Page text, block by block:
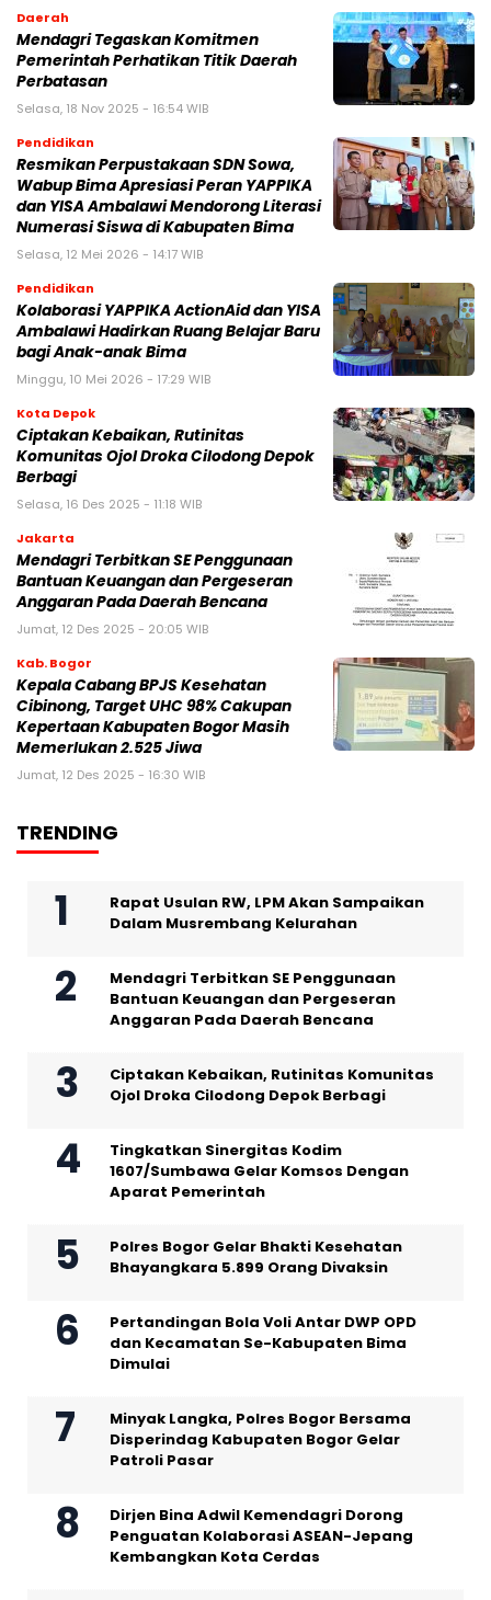
Daerah
Mendagri Tegaskan Komitmen
Pemerintah Perhatikan Titik Daerah
Perbatasan
Selasa, 18 Nov 2025 - 16:54 WIB
Pendidikan
Resmikan Perpustakaan SDN Sowa,
Wabup Bima Apresiasi Peran YAPPIKA
dan YISA Ambalawi Mendorong Literasi
Numerasi Siswa di Kabupaten Bima
Selasa, 12 Mei 2026 - 14:17 WIB
Pendidikan
Kolaborasi YAPPIKA ActionAid dan YISA
Ambalawi Hadirkan Ruang Belajar Baru
bagi Anak-anak Bima
Minggu, 10 Mei 2026 - 17:29 WIB
Kota Depok
Ciptakan Kebaikan, Rutinitas
Komunitas Ojol Droka Cilodong Depok
Berbagi
Selasa, 16 Des 2025 - 11:18 WIB
Jakarta
Mendagri Terbitkan SE Penggunaan
Bantuan Keuangan dan Pergeseran
Anggaran Pada Daerah Bencana
Jumat, 12 Des 2025 - 20:05 WIB
Kab. Bogor
Kepala Cabang BPJS Kesehatan
Cibinong, Target UHC 98% Cakupan
Kepertaan Kabupaten Bogor Masih
Memerlukan 2.525 Jiwa
Jumat, 12 Des 2025 - 16:30 WIB
TRENDING
Rapat Usulan RW, LPM Akan Sampaikan
Dalam Musrembang Kelurahan
Mendagri Terbitkan SE Penggunaan
Bantuan Keuangan dan Pergeseran
Anggaran Pada Daerah Bencana
Ciptakan Kebaikan, Rutinitas Komunitas
Ojol Droka Cilodong Depok Berbagi
Tingkatkan Sinergitas Kodim
1607/Sumbawa Gelar Komsos Dengan
Aparat Pemerintah
Polres Bogor Gelar Bhakti Kesehatan
Bhayangkara 5.899 Orang Divaksin
Pertandingan Bola Voli Antar DWP OPD
dan Kecamatan Se-Kabupaten Bima
Dimulai
Minyak Langka, Polres Bogor Bersama
Disperindag Kabupaten Bogor Gelar
Patroli Pasar
Dirjen Bina Adwil Kemendagri Dorong
Penguatan Kolaborasi ASEAN-Jepang
Kembangkan Kota Cerdas